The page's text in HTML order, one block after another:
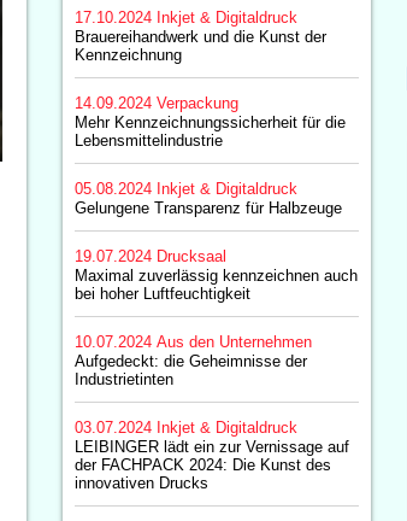
17.10.2024 Inkjet & Digitaldruck
Brauereihandwerk und die Kunst der
Kennzeichnung
14.09.2024 Verpackung
Mehr Kennzeichnungssicherheit für die
Lebensmittelindustrie
05.08.2024 Inkjet & Digitaldruck
Gelungene Transparenz für Halbzeuge
19.07.2024 Drucksaal
Maximal zuverlässig kennzeichnen auch
bei hoher Luftfeuchtigkeit
10.07.2024 Aus den Unternehmen
Aufgedeckt: die Geheimnisse der
Industrietinten
03.07.2024 Inkjet & Digitaldruck
LEIBINGER lädt ein zur Vernissage auf
der FACHPACK 2024: Die Kunst des
innovativen Drucks